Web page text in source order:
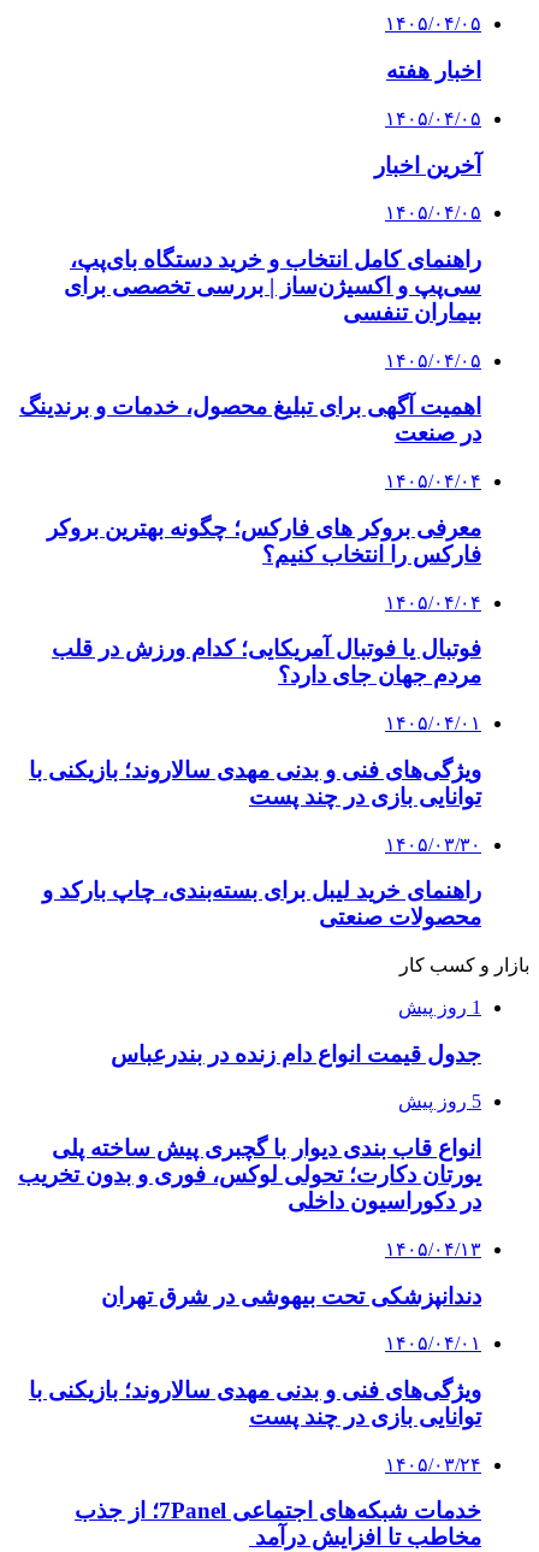
۱۴۰۵/۰۴/۰۵
اخبار هفته
۱۴۰۵/۰۴/۰۵
آخرین اخبار
۱۴۰۵/۰۴/۰۵
راهنمای کامل انتخاب و خرید دستگاه بای‌پپ،
سی‌پپ و اکسیژن‌ساز | بررسی تخصصی برای
بیماران تنفسی
۱۴۰۵/۰۴/۰۵
اهمیت آگهی برای تبلیغ محصول، خدمات و برندینگ
در صنعت
۱۴۰۵/۰۴/۰۴
معرفی بروکر های فارکس؛ چگونه بهترین بروکر
فارکس را انتخاب کنیم؟
۱۴۰۵/۰۴/۰۴
فوتبال یا فوتبال آمریکایی؛ کدام ورزش در قلب
مردم جهان جای دارد؟
۱۴۰۵/۰۴/۰۱
ویژگی‌های فنی و بدنی مهدی سالاروند؛ بازیکنی با
توانایی بازی در چند پست
۱۴۰۵/۰۳/۳۰
راهنمای خرید لیبل برای بسته‌بندی، چاپ بارکد و
محصولات صنعتی
بازار و کسب کار
1 روز پیش
جدول قیمت انواع دام زنده در بندرعباس
5 روز پیش
انواع قاب بندی دیوار با گچبری پیش ساخته پلی
یورتان دکارت؛ تحولی لوکس، فوری و بدون تخریب
در دکوراسیون داخلی
۱۴۰۵/۰۴/۱۳
دندانپزشکی تحت بیهوشی در شرق تهران
۱۴۰۵/۰۴/۰۱
ویژگی‌های فنی و بدنی مهدی سالاروند؛ بازیکنی با
توانایی بازی در چند پست
۱۴۰۵/۰۳/۲۴
خدمات شبکه‌های اجتماعی 7Panel؛ از جذب
مخاطب تا افزایش درآمد